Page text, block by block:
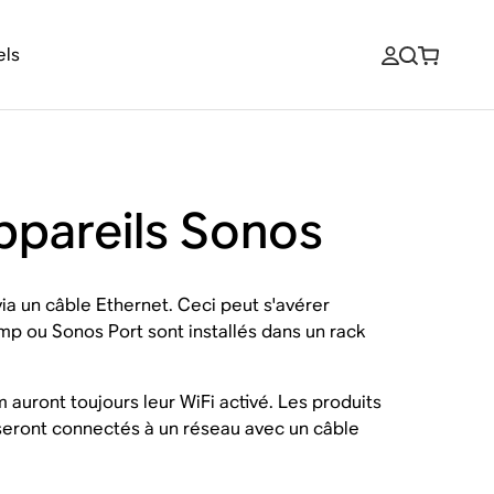
Sonos
un câble Ethernet. Ceci peut s'avérer
ou Sonos Port sont installés dans un rack
toujours leur WiFi activé. Les produits
connectés à un réseau avec un câble